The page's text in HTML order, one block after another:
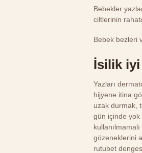
Bebekler
ciltlerinin
Bebek bezleri
İsilik
Yazları
hijyene itina
uzak durmak,
gün içinde yok
gözeneklerini
rutubet